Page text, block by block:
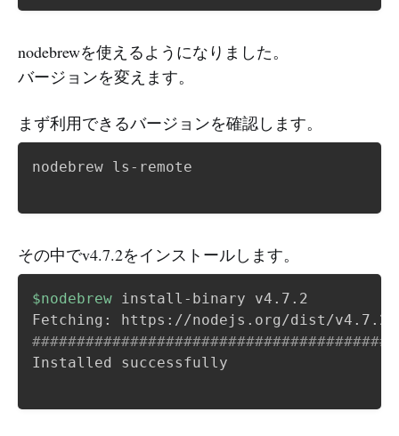
nodebrewを使えるようになりました。
バージョンを変えます。
まず利用できるバージョンを確認します。
nodebrew ls-remote
その中でv4.7.2をインストールします。
$nodebrew install-binary v4.7.2
Installed successfully